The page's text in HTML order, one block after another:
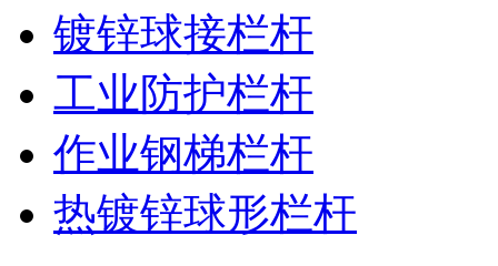
镀锌球接栏杆
工业防护栏杆
作业钢梯栏杆
热镀锌球形栏杆